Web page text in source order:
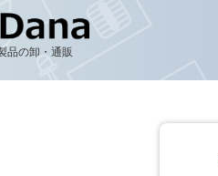
品の卸・通販